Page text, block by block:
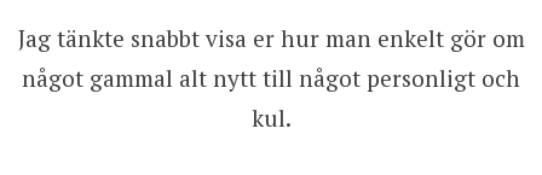
Jag tänkte snabbt visa er hur man enkelt gör om
något gammal alt nytt till något personligt och
kul.